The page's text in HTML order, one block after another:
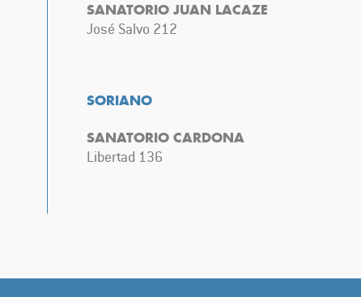
SANATORIO JUAN LACAZE
José Salvo 212
SORIANO
SANATORIO CARDONA
Libertad 136